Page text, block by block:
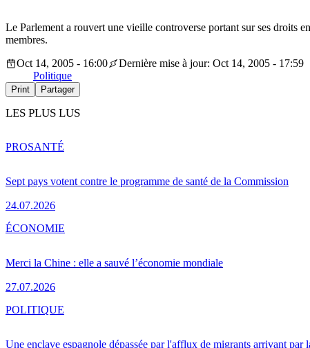
Le Parlement a rouvert une vieille controverse portant sur ses droits
membres.
Oct 14, 2005 - 16:00
Dernière mise à jour: Oct 14, 2005 - 17:59
Politique
Print Partager
LES PLUS LUS
Sept pays votent contre le programme de santé de la Commission
24.07.2026
PROSANTÉ
Merci la Chine : elle a sauvé l’économie mondiale
27.07.2026
ÉCONOMIE
Une enclave espagnole dépassée par l'afflux de migrants arrivant par
POLITIQUE